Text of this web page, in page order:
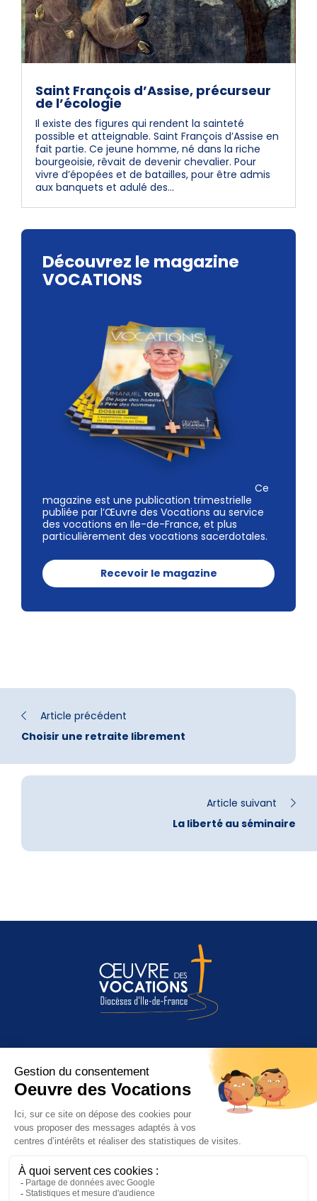
Saint François d’Assise, précurseur
de l’écologie
Il existe des figures qui rendent la sainteté
possible et atteignable. Saint François d’Assise en
fait partie. Ce jeune homme, né dans la riche
bourgeoisie, rêvait de devenir chevalier. Pour
vivre d’épopées et de batailles, pour être admis
aux banquets et adulé des...
Découvrez le magazine
VOCATIONS
Ce
magazine est une publication trimestrielle
publiée par l’Œuvre des Vocations au service
des vocations en Ile-de-France, et plus
particulièrement des vocations sacerdotales.
Recevoir le magazine
Article précédent
Choisir une retraite librement
Article suivant
La liberté au séminaire
Entendre l’appel de Dieu
Être appelé à quoi ?
Discerner et répondre
L’Œuvre des Vocations